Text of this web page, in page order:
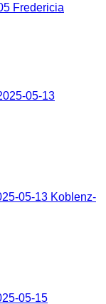
Fredericia
05-13
05-13 Koblenz-
05-15